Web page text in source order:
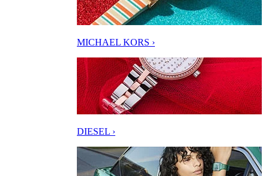
MICHAEL KORS ›
DIESEL ›